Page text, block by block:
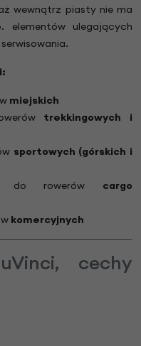
wewnątrz piasty nie ma
elementów ulegających
miejskich
trekkingowych i
sportowych (górskich i
do rowerów cargo
komercyjnych
cechy